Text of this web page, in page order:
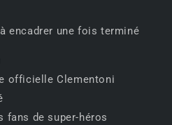
encadrer une fois terminé
officielle Clementoni
fans de super-héros